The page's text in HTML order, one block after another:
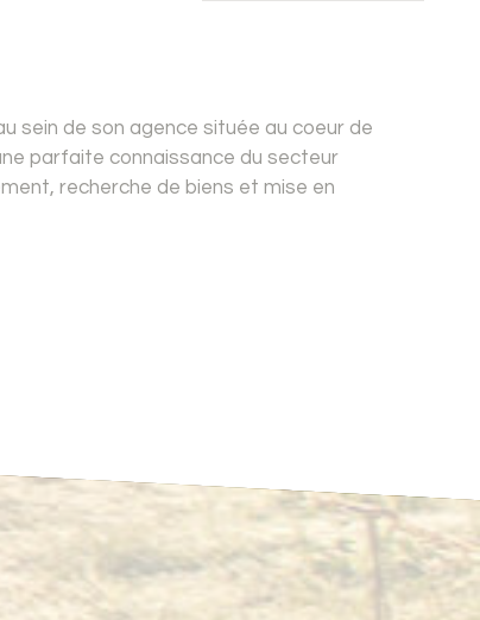
sein de son agence située au coeur de
parfaite connaissance du secteur
recherche de biens et mise en